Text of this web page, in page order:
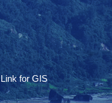
Link for GIS